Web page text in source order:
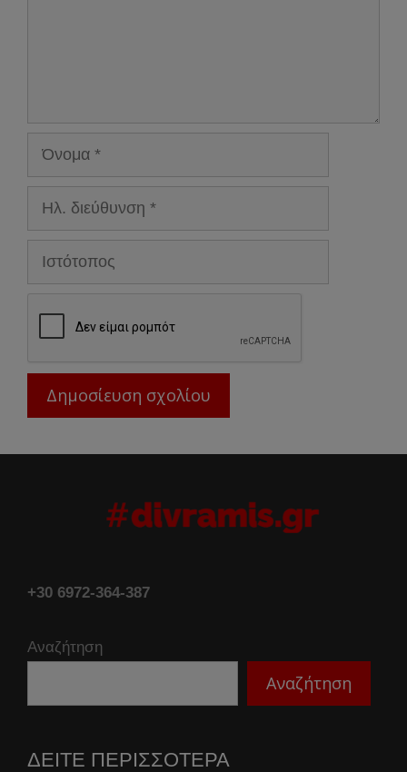
Όνομα
Ηλ.
διεύθυνση
Ιστότοπος
+30 6972-364-387
Αναζήτηση
Αναζήτηση
ΔΕΙΤΕ ΠΕΡΙΣΣΟΤΕΡΑ